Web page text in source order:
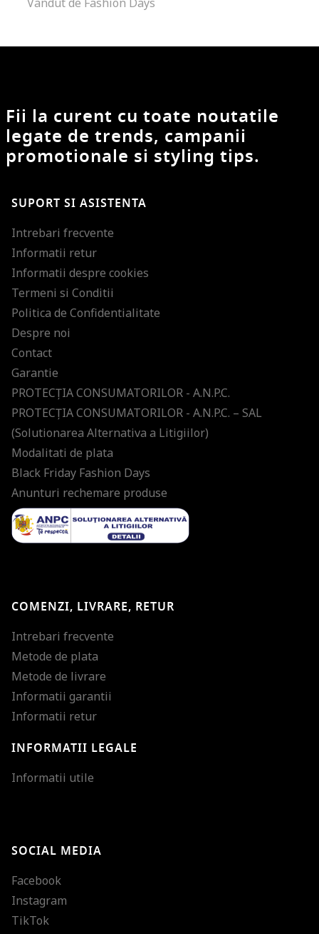
Fii la curent cu toate noutatile
legate de trends, campanii
promotionale si styling tips.
SUPORT SI ASISTENTA
Intrebari frecvente
Informatii retur
Informatii despre cookies
Termeni si Conditii
Politica de Confidentialitate
Despre noi
Contact
Garantie
PROTECŢIA CONSUMATORILOR - A.N.P.C.
PROTECŢIA CONSUMATORILOR - A.N.P.C. – SAL
(Solutionarea Alternativa a Litigiilor)
Modalitati de plata
Black Friday Fashion Days
Anunturi rechemare produse
COMENZI, LIVRARE, RETUR
Intrebari frecvente
Metode de plata
Metode de livrare
Informatii garantii
Informatii retur
INFORMATII LEGALE
Informatii utile
SOCIAL MEDIA
Facebook
Instagram
TikTok